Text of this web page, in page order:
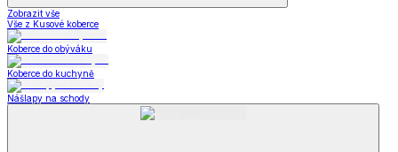
Zobrazit vše
Vše z Kusové koberce
Koberce do obýváku
Koberce do kuchyně
Nášlapy na schody